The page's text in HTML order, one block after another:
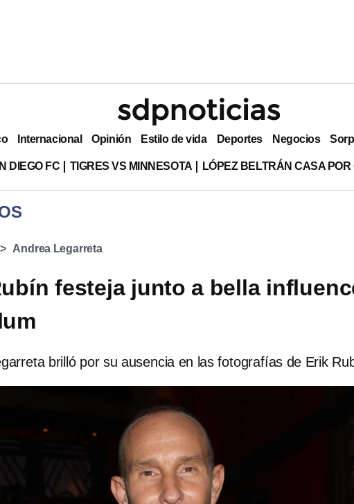
Internacional Opinión Estilo de vida Deportes Negocios
DIEGO FC TIGRES VS MINNESOTA LÓPEZ BELTRÁN CASA
Andrea Legarreta
festeja junto a bella
brilló por su ausencia en las fotografías de Erik